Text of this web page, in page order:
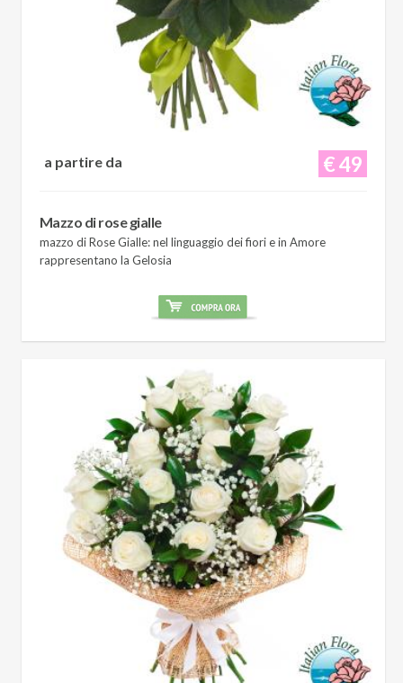
€ 49
a partire da
Mazzo di rose gialle
mazzo di Rose Gialle: nel linguaggio dei fiori e in Amore
rappresentano la Gelosia